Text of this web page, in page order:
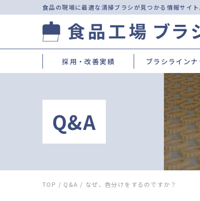
食品の現場に最適な清掃ブラシが見つかる情報サイト
採用・改善実績 ブラシラインナ
Q&A
TOP / Q&A / なぜ、色分けをするのですか？